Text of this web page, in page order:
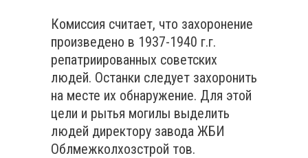
Комиссия считает, что захоронение
произведено в 1937-1940 г.г.
репатриированных советских
людей. Останки следует захоронить
на месте их обнаружение. Для этой
цели и рытья могилы выделить
людей директору завода ЖБИ
Облмежколхозстрой тов.